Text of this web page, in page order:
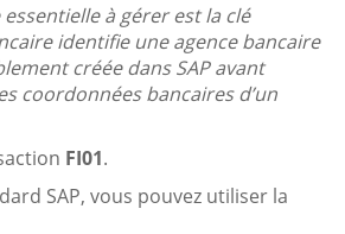
à gérer est la clé
identifie une agence bancaire
créée dans SAP avant
coordonnées bancaires d’un
FI01.
SAP, vous pouvez utiliser la